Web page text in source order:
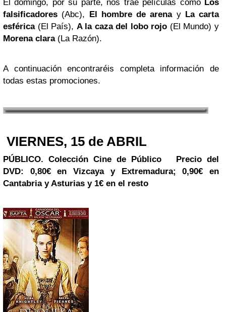
El domingo, por su parte, nos trae películas como Los
falsificadores (Abc), El hombre de arena y La carta
esférica (El País), A la caza del lobo rojo (El Mundo) y
Morena clara (La Razón).
A continuación encontraréis completa información de
todas estas promociones.
VIERNES, 15 de ABRIL
PÚBLICO. Colección Cine de PúblicoPrecio del
DVD: 0,80€ en Vizcaya y Extremadura; 0,90€ en
Cantabria y Asturias y 1€ en el resto